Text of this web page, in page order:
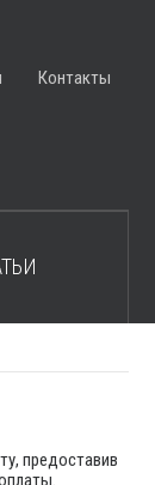
Контакты
предоставив
КОРЗИНУ